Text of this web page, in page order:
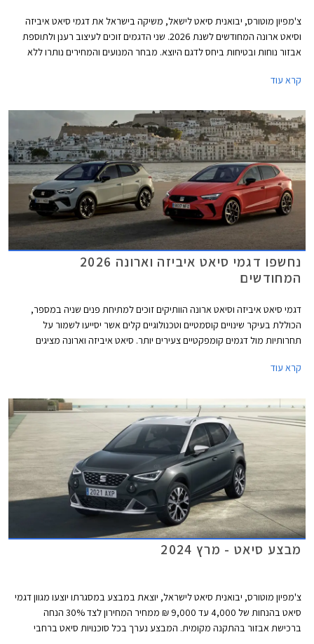
צ'מפיון מוטורס, יבואנית סיאט לישאל, משיקה בישראל את דגמי סיאט איביזה
וסיאט ארונה המחודשים לשנת 2026. שני הדגמים זוכים לעיצוב רענן ולתוספת
אבזור נוחות ובטיחות ביחס לדגם היוצא. מבחר המנועים והמחירים נותרו ללא
₪, ורכב הפנאי העירוני סיאט ארונה מוצע במחיר התחלתי של 132,900 ₪.
קרא עוד
נחשפו דגמי סיאט איביזה וארונה 2026
המחודשים
דגמי סיאט איביזה וסיאט ארונה הוותיקים זוכים למתיחת פנים שניה במספר,
הכוללת בעיקר שינויים קוסמטיים וטכנולוגיים קלים אשר יסייעו לשמור על
תחרותיות מול דגמים קומפקטיים צעירים יותר. סיאט איביזה וארונה מציגים
קרא עוד
מבצע סיאט - מרץ 2024
צ'מפיון מוטורס, יבואנית סיאט לישראל, יוצאת במבצע במסגרתו יוצעו מגוון דגמי
סיאט בהנחות של 4,000 עד 9,000 ₪ ממחיר המחירון לצד 30% הנחה
ברכישת אבזור בהתקנה מקומית. המבצע נערך בכל סוכנויות סיאט ברחבי